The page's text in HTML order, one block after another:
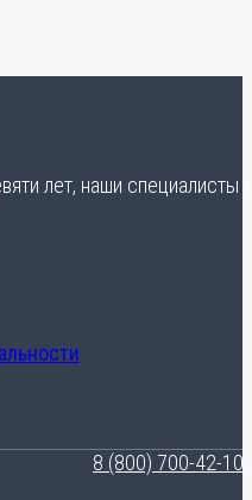
лет, наши
8 (800) 700-42-10